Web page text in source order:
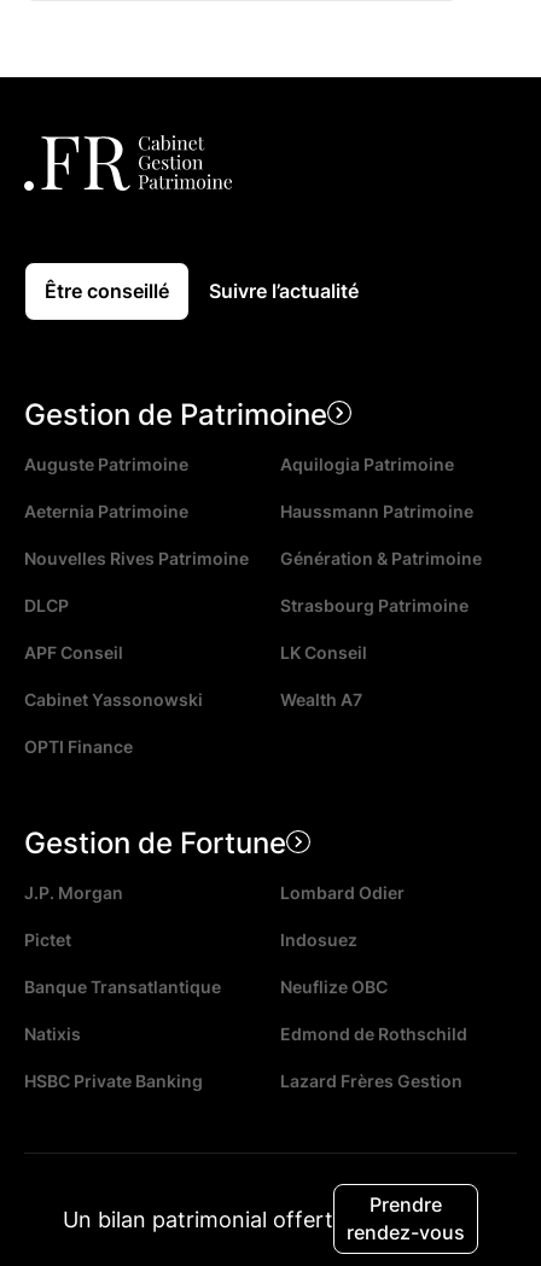
Être conseillé Suivre l’actualité
Gestion de Patrimoine
Auguste Patrimoine Aquilogia Patrimoine
Aeternia Patrimoine Haussmann Patrimoine
Nouvelles Rives Patrimoine Génération & Patrimoine
DLCP Strasbourg Patrimoine
APF Conseil LK Conseil
Cabinet Yassonowski Wealth A7
OPTI Finance
Gestion de Fortune
J.P. Morgan Lombard Odier
Pictet Indosuez
Banque Transatlantique Neuflize OBC
Natixis Edmond de Rothschild
HSBC Private Banking Lazard Frères Gestion
Mentions légales
Un bilan patrimonial offert
Prendre
rendez-vous